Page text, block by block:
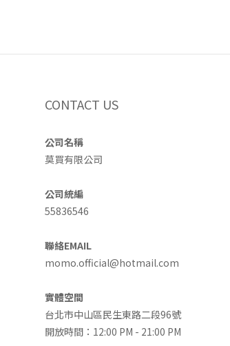
CONTACT US
公司名稱
莫買有限公司
公司統編
55836546
聯絡EMAIL
momo.official@hotmail.com
實體空間
台北市中山區民生東路二段96號
開放時間：12:00 PM - 21:00 PM